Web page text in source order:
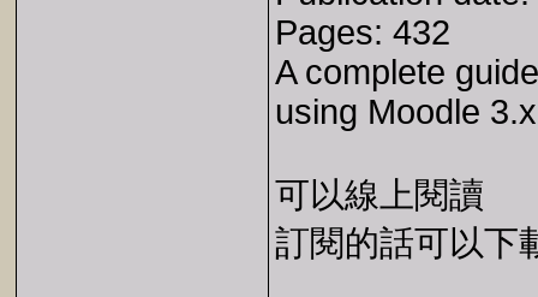
Pages: 432
A complete
using Moodle 3.x
可以線上閱讀
訂閱的話可以下